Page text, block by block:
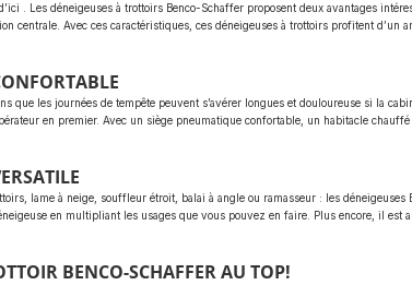
. Les déneigeuses à trottoirs Benco-Schaffer proposent deux avantages
centrale. Avec ces caractéristiques, ces déneigeuses à trottoirs profitent d’un
que les journées de tempête peuvent s’avérer longues et douloureuse si la
en premier. Avec un siège pneumatique confortable, un habitacle
lame à neige, souffleur étroit, balai à angle ou ramasseur : les
en multipliant les usages que vous pouvez en faire. Plus encore, il est
BENCO-SCHAFFER AU TOP!